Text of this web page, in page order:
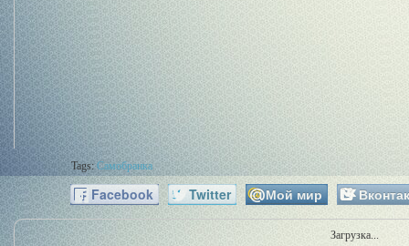
Tags:Самобранка
Facebook Twitter Мой мир
Загрузка...